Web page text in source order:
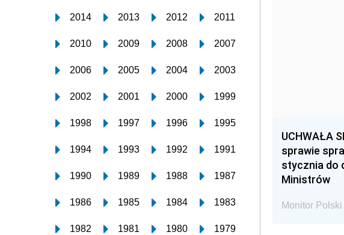
2014 2013 2012 2011
2010 2009 2008 2007
2006 2005 2004 2003
2002 2001 2000 1999
1998 1997 1996 1995
1994 1993 1992 1991
1990 1989 1988 1987
1986 1985 1984 1983
1982 1981 1980 1979
UCHWAŁA
sprawie
stycznia do
Ministrów
Monitor